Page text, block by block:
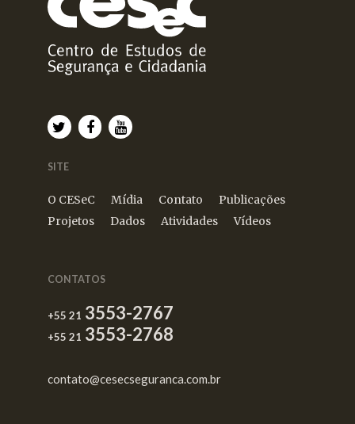
SITE
O CESeC Mídia Contato
Publicações
Projetos
Dados Atividades Vídeos
CONTATOS
+55 21 3553-2767
+55 21 3553-2768
contato@cesecseguranca.com.br